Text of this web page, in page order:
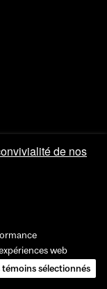
de nos
web
sélectionnés